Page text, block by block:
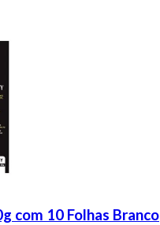
com 10 Folhas Branco